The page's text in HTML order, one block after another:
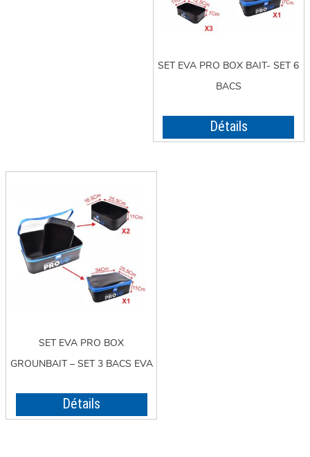
SET EVA PRO BOX BAIT- SET 6
BACS
Détails
SET EVA PRO BOX
GROUNBAIT – SET 3 BACS EVA
Détails